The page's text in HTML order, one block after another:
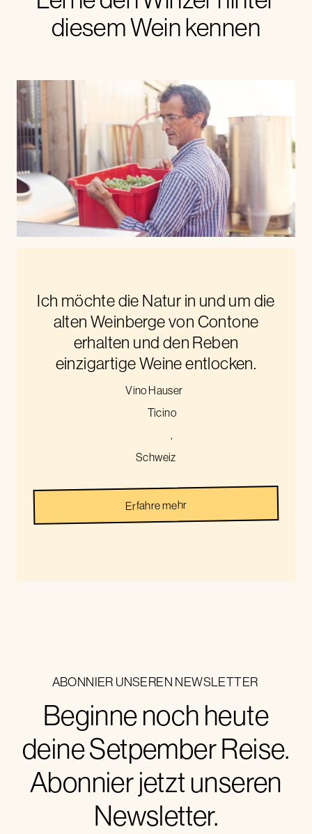
diesem Wein kennen
Ich möchte die Natur in und um die
alten Weinberge von Contone
erhalten und den Reben
einzigartige Weine entlocken.
Vino Hauser
Ticino
,
Schweiz
Erfahre mehr
ABONNIER UNSEREN NEWSLETTER
Beginne noch heute
deine Setpember Reise.
Abonnier jetzt unseren
Newsletter.